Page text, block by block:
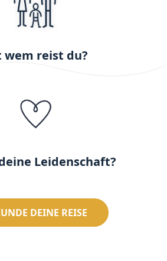
wem reist du?
Leidenschaft?
DEINE REISE